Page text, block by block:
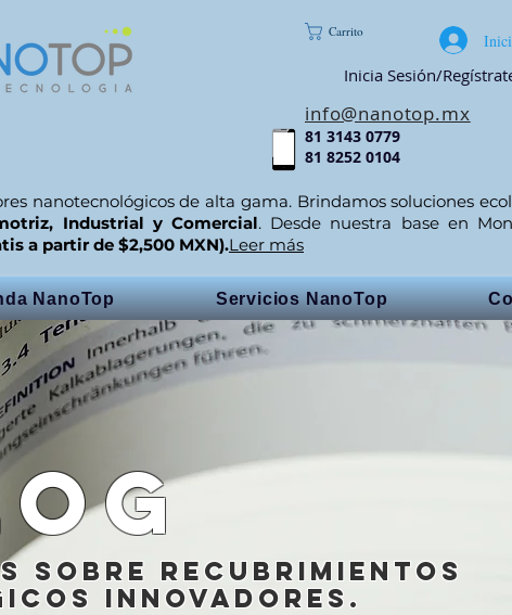
Carrito
Inicia Sesión/
info@nanotop.mx
81 3143 0779
81 8252 0104
nanotecnológicos de alta gama. Brindamos soluciones
Industrial y Comercial. Desde nuestra base en
a partir de $2,500 MXN).Leer más
NanoTop Servicios NanoTop
sobre recubrimientos
innovadores.